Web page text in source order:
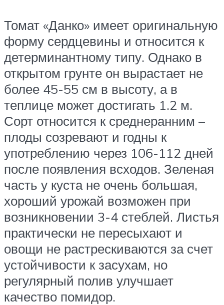
Томат «Данко» имеет оригинальную
форму сердцевины и относится к
детерминантному типу. Однако в
открытом грунте он вырастает не
более 45-55 см в высоту, а в
теплице может достигать 1.2 м.
Сорт относится к среднеранним –
плоды созревают и годны к
употреблению через 106-112 дней
после появления всходов. Зеленая
часть у куста не очень большая,
хороший урожай возможен при
возникновении 3-4 стеблей. Листья
практически не пересыхают и
овощи не растрескиваются за счет
устойчивости к засухам, но
регулярный полив улучшает
качество помидор.